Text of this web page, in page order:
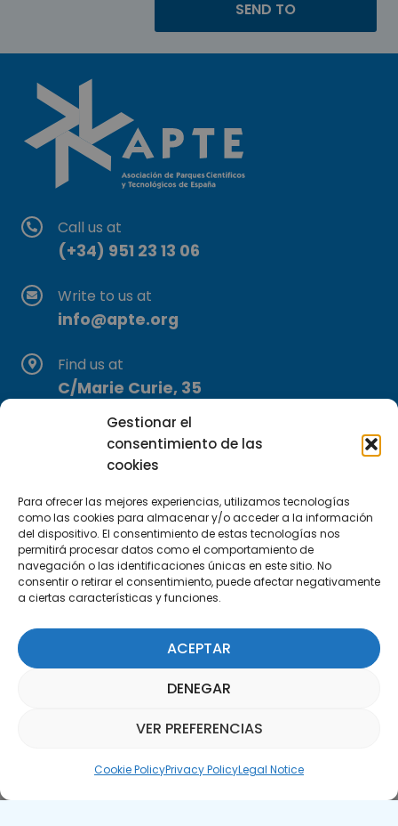
Gestionar el
consentimiento de las
cookies
Para ofrecer las mejores experiencias, utilizamos tecnologías
como las cookies para almacenar y/o acceder a la información
del dispositivo. El consentimiento de estas tecnologías nos
permitirá procesar datos como el comportamiento de
navegación o las identificaciones únicas en este sitio. No
consentir o retirar el consentimiento, puede afectar negativamente
a ciertas características y funciones.
ACEPTAR
DENEGAR
VER PREFERENCIAS
Cookie PolicyPrivacy PolicyLegal Notice
Call us at
(+34) 951 23 13 06
Write to us at
info@apte.org
Find us at
C/Marie Curie, 35
29590 Campanillas, Málaga
Subscribe to our Newsletter
SUBSCRIBE HERE